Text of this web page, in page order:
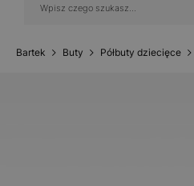
Bartek Buty Półbuty dziecięce